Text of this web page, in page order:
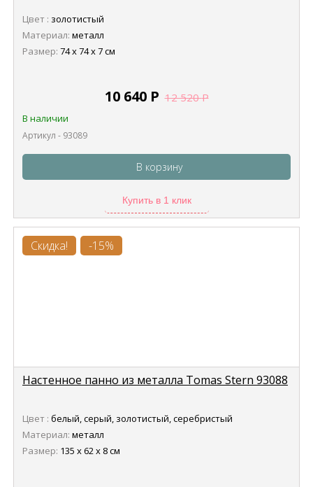
Цвет : золотистый
Материал: металл
Размер: 74 х 74 х 7 см
10 640 Р 12 520Р
В наличии
Артикул - 93089
В корзину
Купить в 1 клик
Скидка! -15%
Настенное панно из металла Tomas Stern 93088
Цвет : белый, серый, золотистый, серебристый
Материал: металл
Размер: 135 х 62 х 8 см